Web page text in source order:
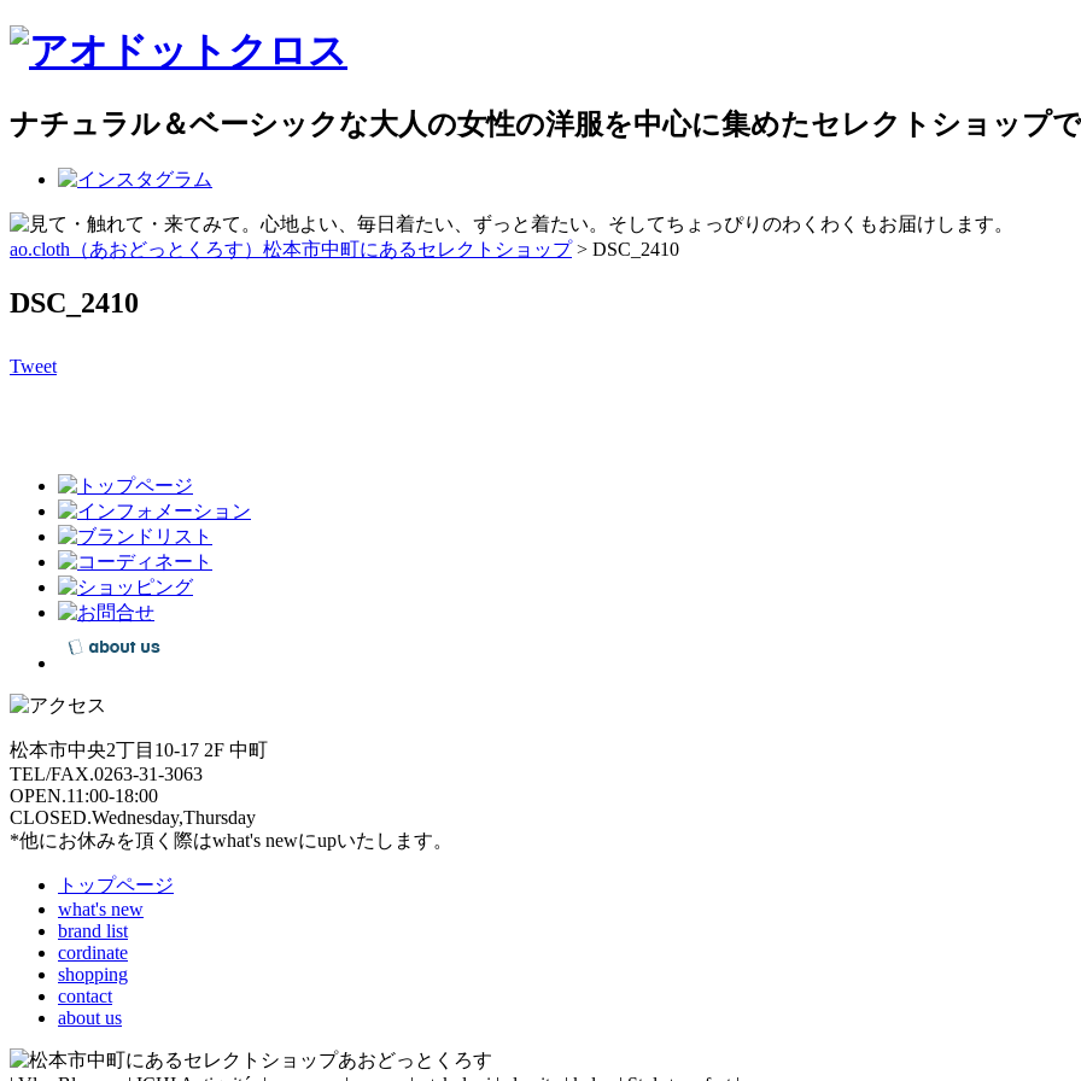
ナチュラル＆ベーシックな大人の女性の洋服を中心に集めたセレクトショップ
ao.cloth（あおどっとくろす）松本市中町にあるセレクトショップ> DSC_2410
DSC_2410
Tweet
松本市中央2丁目10-17 2F 中町
TEL/FAX.0263-31-3063
OPEN.11:00-18:00
CLOSED.Wednesday,Thursday
*他にお休みを頂く際はwhat's newにupいたします。
トップページ
what's new
brand list
cordinate
shopping
contact
about us